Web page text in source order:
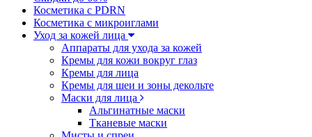
Косметика с PDRN
Косметика с микроиглами
Уход за кожей лица
Аппараты для ухода за кожей
Кремы для кожи вокруг глаз
Кремы для лица
Кремы для шеи и зоны декольте
Маски для лица
Альгинатные маски
Тканевые маски